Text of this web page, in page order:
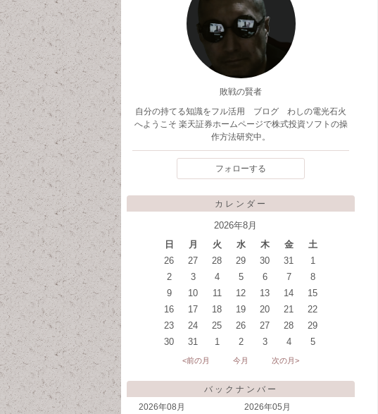
敗戦の賢者
自分の持てる知識をフル活用 ブログ わしの電光石火
へようこそ 楽天証券ホームページで株式投資ソフトの操
作方法研究中。
フォローする
カレンダー
2026年8月
日
月 火 水 木 金
土
26
27 28 29 30 31
1
2
3 4 5 6 7
8
9
10 11 12 13 14
15
16
17 18 19 20 21
22
23
24 25 26 27 28
29
30
31 1 2 3 4 5
<前の月 今月 次の月>
バックナンバー
2026年08月
2026年05月